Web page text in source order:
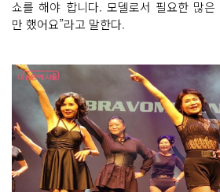
쇼를 해야 합니다. 모델로서 필요한 많
만 했어요”라고 말한다.